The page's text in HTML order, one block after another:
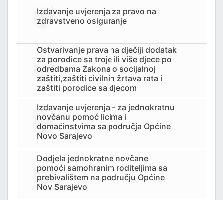
Izdavanje uvjerenja za pravo na
zdravstveno osiguranje
Ostvarivanje prava na dječiji dodatak
za porodice sa troje ili više djece po
odredbama Zakona o socijalnoj
zaštiti,zaštiti civilnih žrtava rata i
zaštiti porodice sa djecom
Izdavanje uvjerenja - za jednokratnu
novčanu pomoć licima i
domaćinstvima sa područja Općine
Novo Sarajevo
Dodjela jednokratne novčane
pomoći samohranim roditeljima sa
prebivalištem na području Općine
Nov Sarajevo